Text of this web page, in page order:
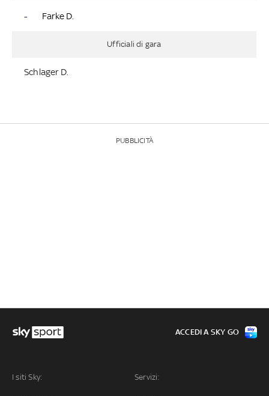
- Farke D.
Ufficiali di gara
Schlager D.
PUBBLICITÀ
I siti Sky: Servizi:
ACCEDI A SKY GO